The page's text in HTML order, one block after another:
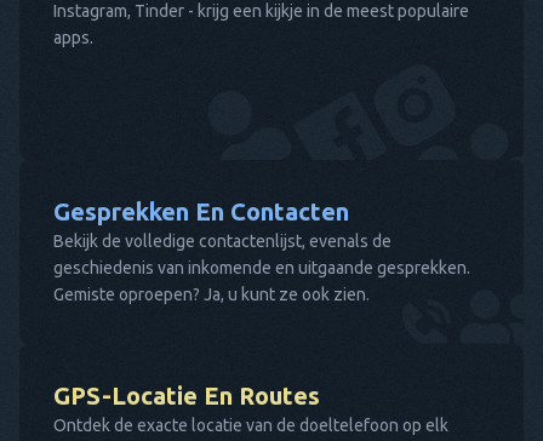
Instagram, Tinder - krijg een kijkje in de meest populaire
apps.
Gesprekken En Contacten
Bekijk de volledige contactenlijst, evenals de
geschiedenis van inkomende en uitgaande gesprekken.
Gemiste oproepen? Ja, u kunt ze ook zien.
GPS-Locatie En Routes
Ontdek de exacte locatie van de doeltelefoon op elk